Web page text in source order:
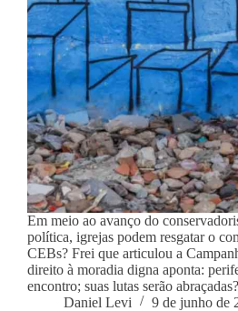
Em meio ao avanço do
política, igrejas podem resgatar o
CEBs? Frei que articulou a
direito à moradia digna aponta:
encontro; suas lutas serão
Daniel Levi
9 de junho de